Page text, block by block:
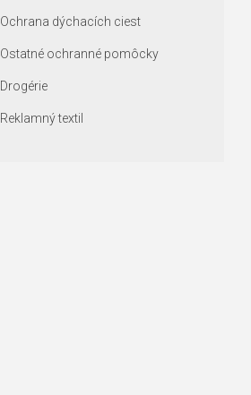
Ochrana dýchacích ciest
Ostatné ochranné pomôcky
Drogérie
Reklamný textil